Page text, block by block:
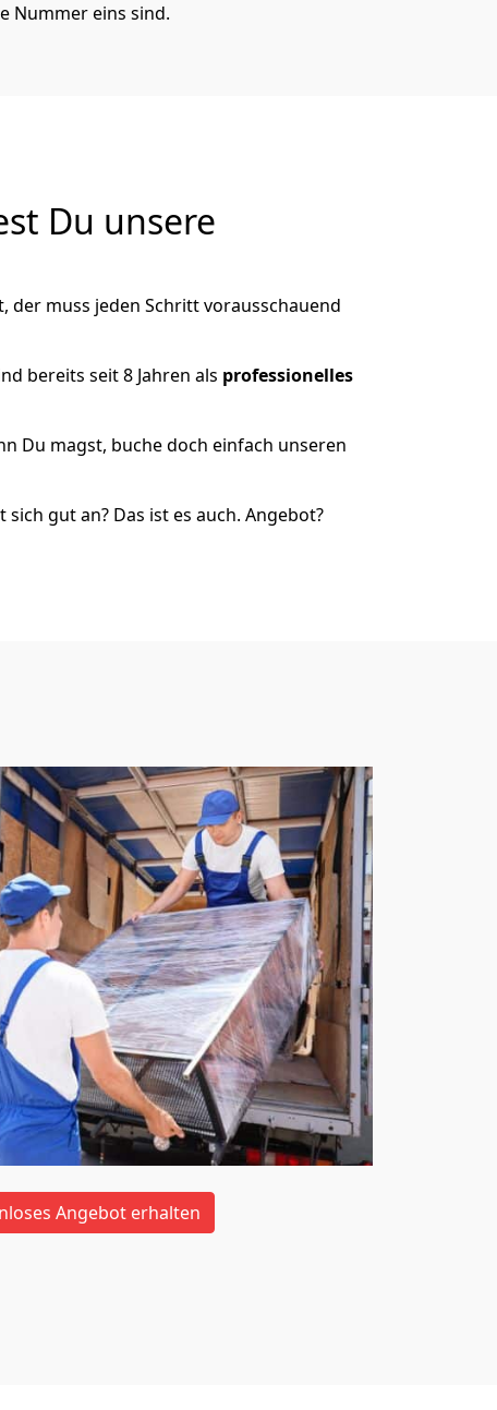
Nummer eins sind.
Du unsere
muss jeden Schritt vorausschauend
bereits seit 8 Jahren als professionelles
Du magst, buche doch einfach unseren
gut an? Das ist es auch. Angebot?
Angebot erhalten